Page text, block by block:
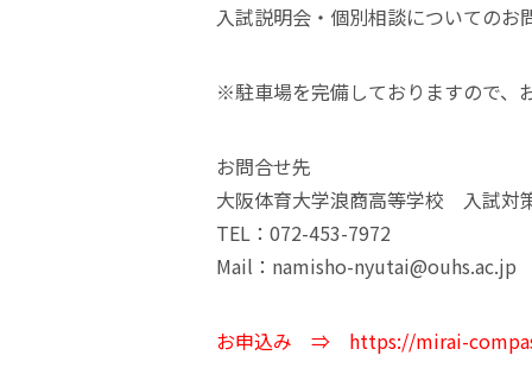
入試説明会・個別相談についての
※駐車場を完備しておりますので、
お問合せ先
大阪体育大学浪商高等学校 入試対
TEL：072-453-7972
Mail：namisho-nyutai@ouhs.ac.jp
お申込み ⇒ https://mirai-